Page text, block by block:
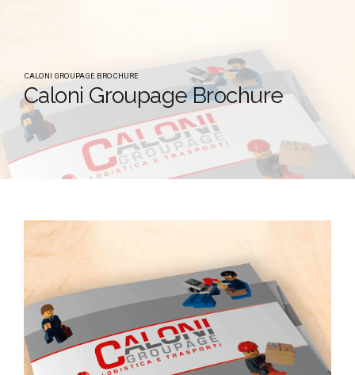
CALONI GROUPAGE BROCHURE
Caloni Groupage Brochure